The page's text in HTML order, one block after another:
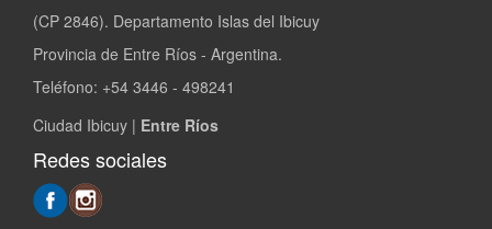
(CP 2846). Departamento Islas del Ibicuy
Provincia de Entre Ríos - Argentina.
Teléfono: +54 3446 - 498241
Ciudad Ibicuy | Entre Ríos
Redes sociales